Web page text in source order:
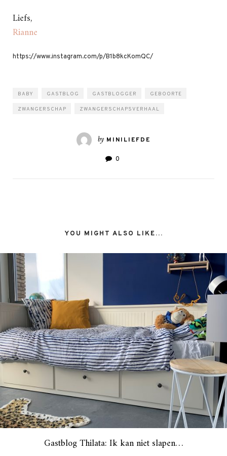
Liefs,
Rianne
https://www.instagram.com/p/B1b8kcKomQC/
BABY GASTBLOG GASTBLOGGER GEBOORTE
ZWANGERSCHAP ZWANGERSCHAPSVERHAAL
by MINILIEFDE
0
YOU MIGHT ALSO LIKE...
Gastblog Thilata: Ik kan niet slapen…